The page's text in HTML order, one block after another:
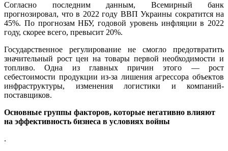
Согласно последним данным, Всемирный банк
прогнозировал, что в 2022 году ВВП Украины сократится на
45%. По прогнозам НБУ, годовой уровень инфляции в 2022
году, скорее всего, превысит 20%.
Государственное регулирование не смогло предотвратить
значительный рост цен на товары первой необходимости и
топливо. Одна из главных причин этого — рост
себестоимости продукции из-за лишения агрессора объектов
инфраструктуры, изменения логистики и компаний-
поставщиков.
Основные группы факторов, которые негативно влияют
на эффективность бизнеса в условиях войны
.